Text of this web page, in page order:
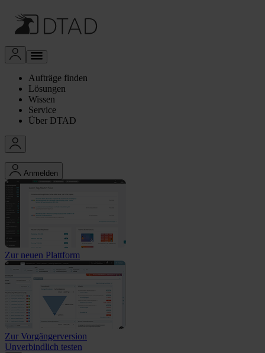
Aufträge finden
Lösungen
Wissen
Service
Über DTAD
Anmelden
Zur neuen Plattform
Zur Vorgängerversion
Unverbindlich testen